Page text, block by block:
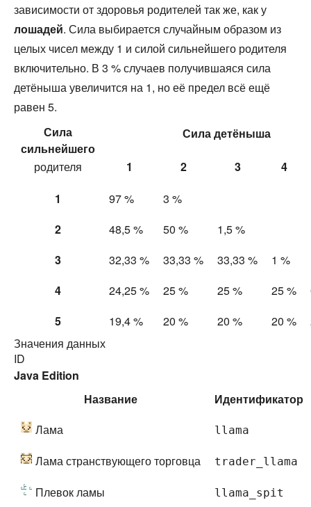
зависимости от здоровья родителей так же, как у
лошадей. Сила выбирается случайным образом из
целых чисел между 1 и силой сильнейшего родителя
включительно. В 3 % случаев получившаяся сила
детёныша увеличится на 1, но её предел всё ещё
равен 5.
Сила
сильнейшего
родителя
Сила детёныша
1 2 3
4
1
97 %
3 %
2
48,5 % 50 %
1,5 %
3
32,33 % 33,33 % 33,33 %
1 %
4
24,25 % 25 % 25 % 25 %
5
19,4 % 20 % 20 % 20 %
Значения данных
ID
Java Edition
Название
Идентификатор
Лама
llama
Лама странствующего торговца trader_llama
Плевок ламы llama_spit